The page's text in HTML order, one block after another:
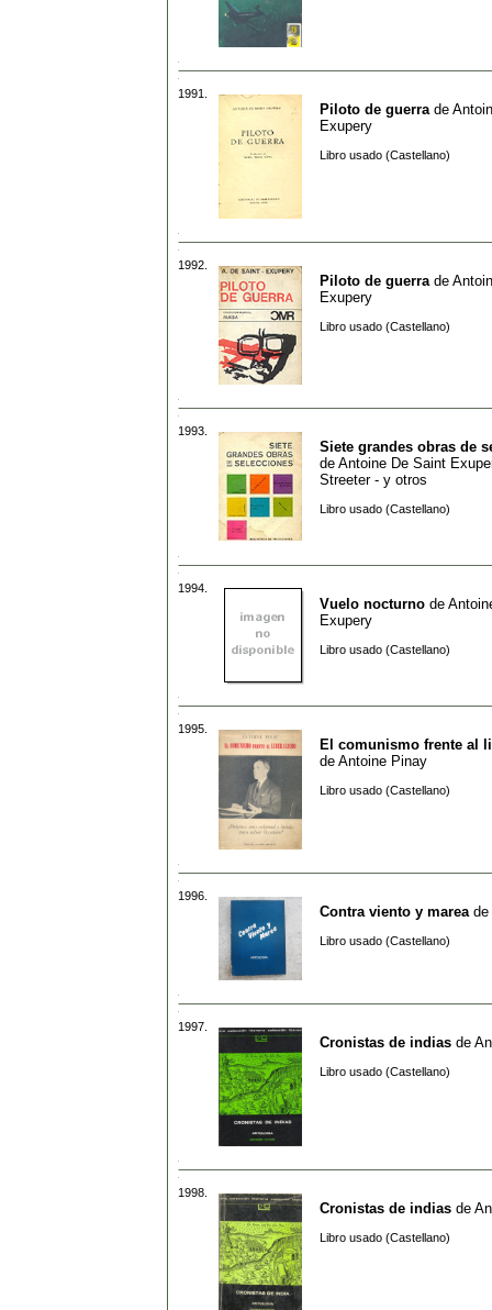
1991.
Piloto de guerra de
Exupery
Libro usado (Castellano)
1992.
Piloto de guerra de
Exupery
Libro usado (Castellano)
1993.
Siete grandes obras de
de Antoine De Saint
Streeter - y otros
Libro usado (Castellano)
1994.
Vuelo nocturno de
Exupery
Libro usado (Castellano)
1995.
El comunismo frente al
de Antoine Pinay
Libro usado (Castellano)
1996.
Contra viento y marea de
Libro usado (Castellano)
1997.
Cronistas de indias de
Libro usado (Castellano)
1998.
Cronistas de indias de
Libro usado (Castellano)